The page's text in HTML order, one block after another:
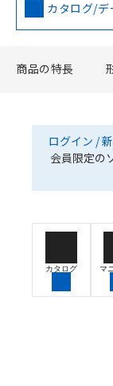
カタログ/
商品の特長
ログイン /
会員限定の
カタログ マ